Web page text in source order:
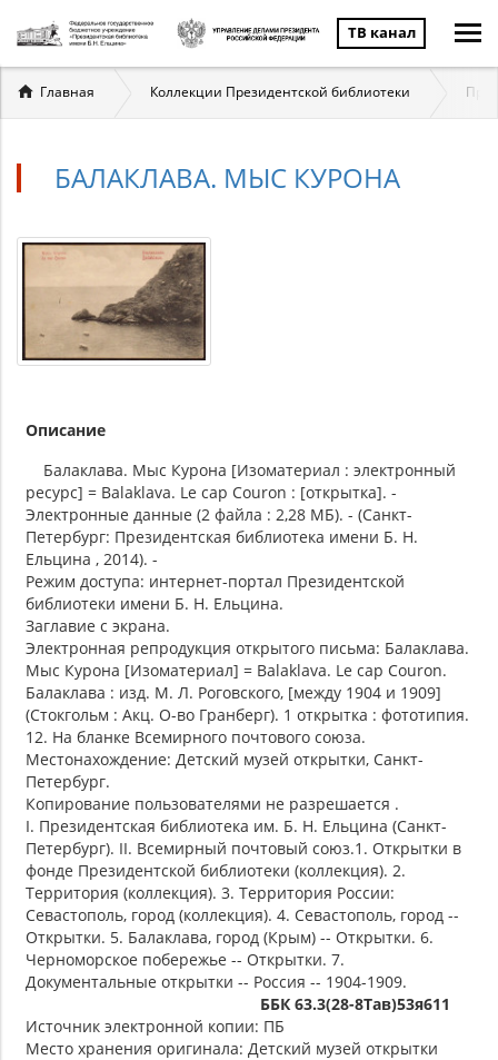
ТВ канал
Вы
здесь
Главная Коллекции Президентской библиотеки
БАЛАКЛАВА. МЫС КУРОНА
Описание
Балаклава. Мыс Курона [Изоматериал : электронный
ресурс] = Balaklava. Le cap Couron : [открытка]. -
Электронные данные (2 файла : 2,28 МБ). - (Санкт-
Петербург: Президентская библиотека имени Б. Н.
Ельцина , 2014). -
Режим доступа: интернет-портал Президентской
библиотеки имени Б. Н. Ельцина.
Заглавие с экрана.
Электронная репродукция открытого письма: Балаклава.
Мыс Курона [Изоматериал] = Balaklava. Le cap Couron.
Балаклава : изд. М. Л. Роговского, [между 1904 и 1909]
(Стокгольм : Акц. О-во Гранберг). 1 открытка : фототипия.
12. На бланке Всемирного почтового союза.
Местонахождение: Детский музей открытки, Санкт-
Петербург.
Копирование пользователями не разрешается .
I. Президентская библиотека им. Б. Н. Ельцина (Санкт-
Петербург). II. Всемирный почтовый союз.1. Открытки в
фонде Президентской библиотеки (коллекция). 2.
Территория (коллекция). 3. Территория России:
Севастополь, город (коллекция). 4. Севастополь, город --
Открытки. 5. Балаклава, город (Крым) -- Открытки. 6.
Черноморское побережье -- Открытки. 7.
Документальные открытки -- Россия -- 1904-1909.
ББК 63.3(28-8Тав)53я611
Источник электронной копии: ПБ
Место хранения оригинала: Детский музей открытки